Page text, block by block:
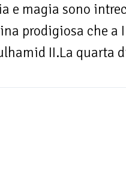
e magia sono
prodigiosa che
II.La quarta